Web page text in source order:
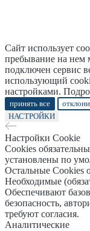
Сайт использует
пребывание на нем
подключен сервис
использующий
настройками.
принять все
НАСТРОЙКИ
Настройки Cookie
Cookies
установлены по
Остальные Cookies
Необходимые
Обеспечивают
безопасность,
требуют согласия.
Аналитические